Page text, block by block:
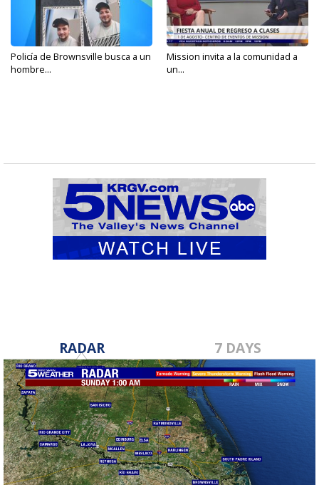
Policía de Brownsville busca a un
hombre...
Mission invita a la comunidad a
un...
RADAR 7 DAYS